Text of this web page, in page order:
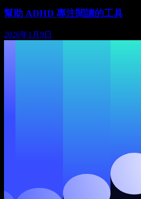
幫助 ADHD 專注閱讀的工具
2026年1月9日